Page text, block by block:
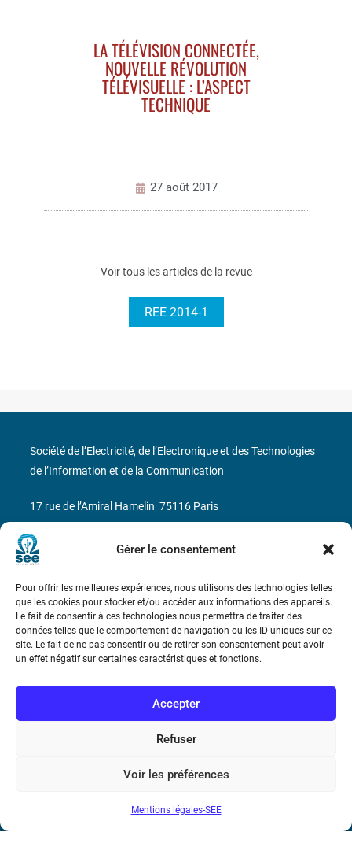
Gérer le consentement
Pour offrir les meilleures expériences, nous utilisons des technologies telles
que les cookies pour stocker et/ou accéder aux informations des appareils.
Le fait de consentir à ces technologies nous permettra de traiter des
données telles que le comportement de navigation ou les ID uniques sur ce
site. Le fait de ne pas consentir ou de retirer son consentement peut avoir
un effet négatif sur certaines caractéristiques et fonctions.
Accepter
Refuser
Voir les préférences
Mentions légales-SEE
LA TÉLÉVISION CONNECTÉE,
NOUVELLE RÉVOLUTION
TÉLÉVISUELLE : L’ASPECT
TECHNIQUE
27 août 2017
Voir tous les articles de la revue
REE 2014-1
Bicentenaire des découvertes d’André-
Marie Ampère
Conditions Générales de Vente
Mentions légales
Société de l’Electricité, de l’Electronique et des Technologies
de l’Information et de la Communication
17 rue de l’Amiral Hamelin 75116 Paris
Métro : « Boissière » Ligne 6 et « Iéna » Ligne 9
N° de SIREN : 785 393 232, Code APE : 9412Z TVA intra-
communautaire : FR44 785 393 232